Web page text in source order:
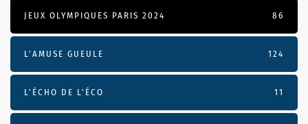
JEUX OLYMPIQUES PARIS 2024 86
L'AMUSE GUEULE 124
L’ÉCHO DE L’ÉCO 11